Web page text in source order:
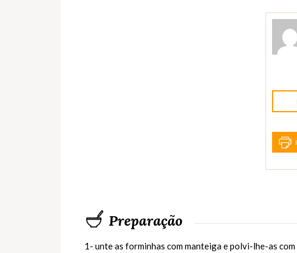
Preparação
1- unte as forminhas com manteiga e polvi-lhe-as